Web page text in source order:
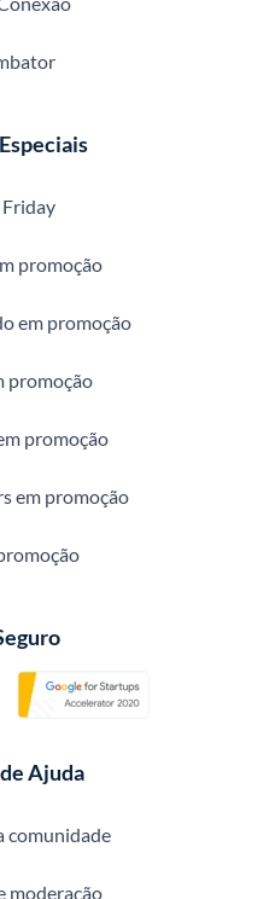
Friday
promoção
em promoção
promoção
promoção
em promoção
Ajuda
comunidade
moderação